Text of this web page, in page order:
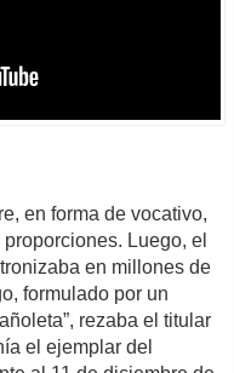
en forma de vocativo,
Luego, el
en millones de
formulado por un
rezaba el titular
el ejemplar del